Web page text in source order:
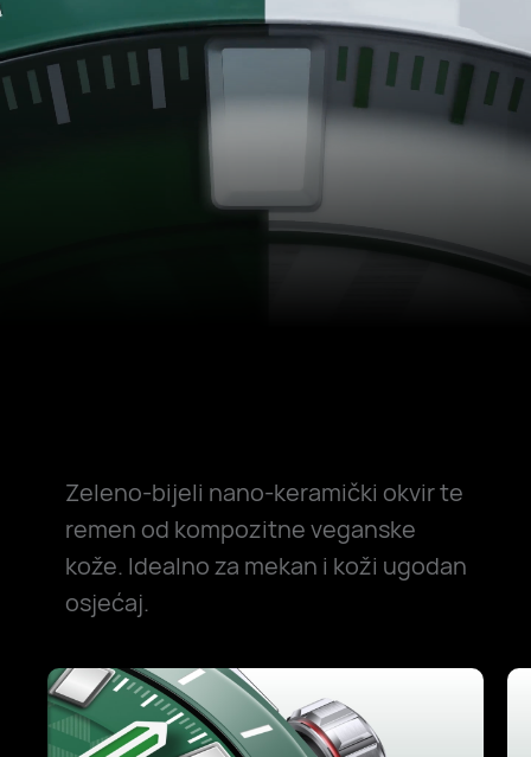
Zeleno-bijeli nano-keramički okvir te
remen od kompozitne veganske
kože. Idealno za mekan i koži ugodan
osjećaj.